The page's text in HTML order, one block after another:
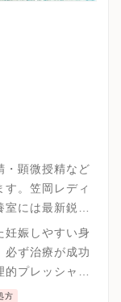
・顕微授精など
。笠岡レディ
には最新鋭の
ハイレベルな
妊娠しやすい身
必ず治療が成功
プレッシャー
しています。
方